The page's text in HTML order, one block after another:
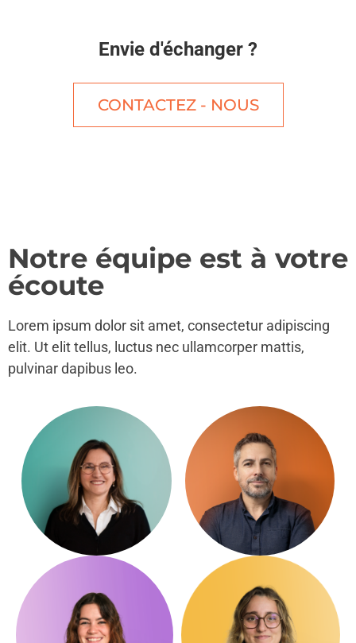
Envie d'échanger ?
CONTACTEZ - NOUS
Notre équipe est à votre
écoute
Lorem ipsum dolor sit amet, consectetur adipiscing
elit. Ut elit tellus, luctus nec ullamcorper mattis,
pulvinar dapibus leo.